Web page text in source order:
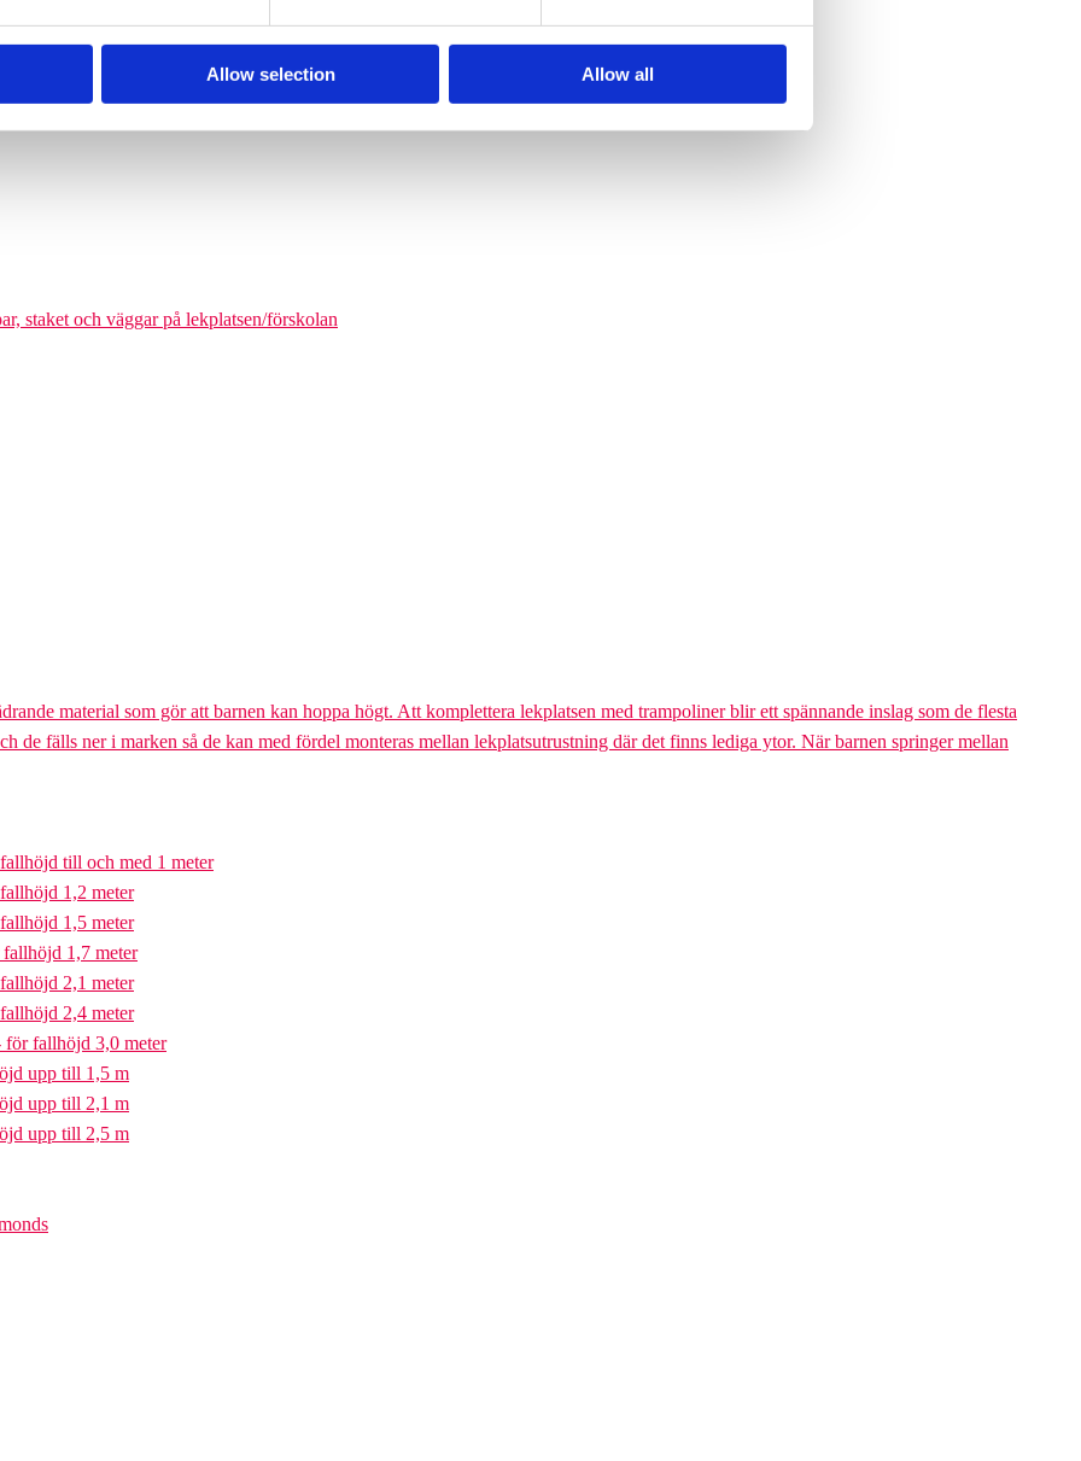
Allow selection Allow all
där man kan förena leken med matematikutmaningar
staket och väggar på lekplatsen/förskolan
material som gör att barnen kan hoppa högt. Att komplettera lekplatsen med trampoliner blir ett spännande inslag som de flesta
de fälls ner i marken så de kan med fördel monteras mellan lekplatsutrustning där det finns lediga ytor. När barnen springer mellan
till och med 1 meter
1,2 meter
1,5 meter
1,7 meter
2,1 meter
2,4 meter
för fallhöjd 3,0 meter
upp till 1,5 m
upp till 2,1 m
upp till 2,5 m